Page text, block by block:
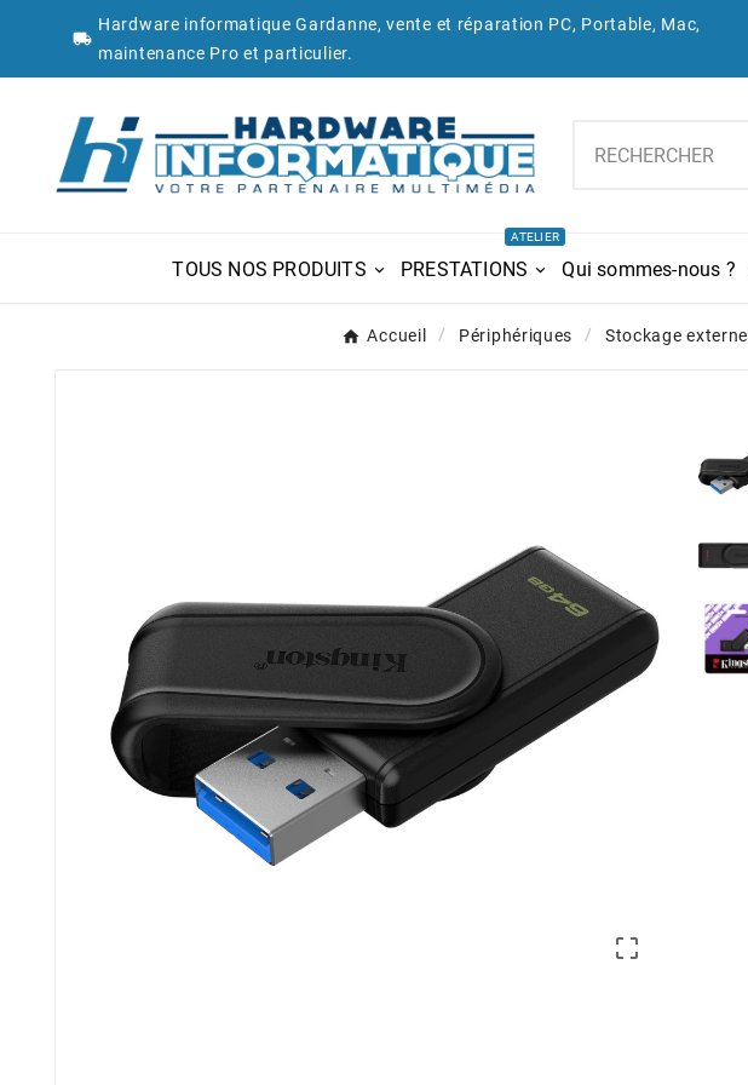

Hardware informatique Gardanne, vente et réparation PC, Portable, Mac,
maintenance Pro et particulier.
TOUS NOS PRODUITS PRESTATIONS
ATELIER
Qui sommes-nous ?
Accueil Périphériques Stockage externe
